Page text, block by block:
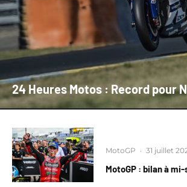
24 Heures Motos : Record pour
MotoGP · 31 juillet
MotoGP : bilan à